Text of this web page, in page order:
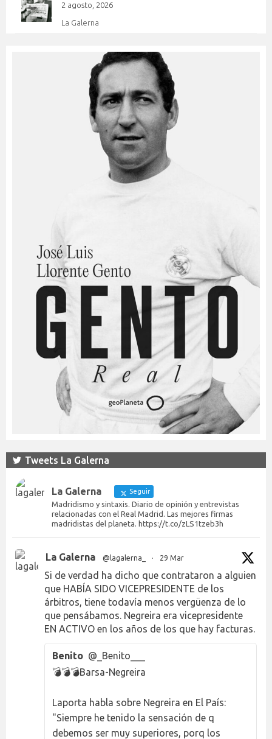
2 agosto, 2026
La Galerna
Tweets La Galerna
La Galerna Seguir
Madridismo y sintaxis. Diario de opinión y entrevistas
relacionadas con el Real Madrid. Las mejores firmas
madridistas del planeta. https://t.co/zLS1tzeb3h
La Galerna @lagalerna_ · 29 Mar
Si de verdad ha dicho que contrataron a alguien
que HABÍA SIDO VICEPRESIDENTE de los
árbitros, tiene todavía menos vergüenza de lo
que pensábamos. Negreira era vicepresidente
EN ACTIVO en los años de los que hay facturas.
Benito @_Benito___
💣💣💣Barsa-Negreira
Laporta habla sobre Negreira en El País:
"Siempre he tenido la sensación de q
debemos ser muy superiores, porq los